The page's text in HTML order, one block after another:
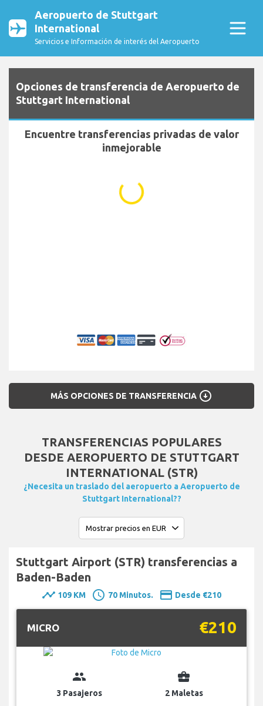
Aeropuerto de Stuttgart
International
Servicios e Información de interés del Aeropuerto
Opciones de transferencia de Aeropuerto de
Stuttgart International
Encuentre transferencias privadas de valor
inmejorable
...
MÁS OPCIONES DE TRANSFERENCIA arrow_circle_down
TRANSFERENCIAS POPULARES
DESDE AEROPUERTO DE STUTTGART
INTERNATIONAL (STR)
¿Necesita un traslado del aeropuerto a Aeropuerto de
Stuttgart International??
Stuttgart Airport (STR) transferencias a
Baden-Baden
timeline 109 KM schedule 70 Minutos. payment Desde €210
MICRO €210
group
3 Pasajeros
business_center
2 Maletas